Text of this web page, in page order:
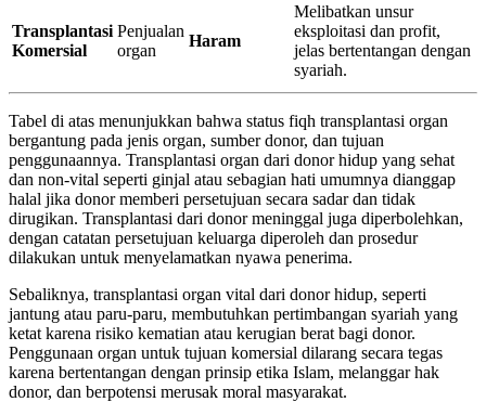
Transplantasi
Komersial
Penjualan
organ
Haram
Melibatkan unsur
eksploitasi dan profit,
jelas bertentangan dengan
syariah.
Tabel di atas menunjukkan bahwa status fiqh transplantasi organ
bergantung pada jenis organ, sumber donor, dan tujuan
penggunaannya. Transplantasi organ dari donor hidup yang sehat
dan non-vital seperti ginjal atau sebagian hati umumnya dianggap
halal jika donor memberi persetujuan secara sadar dan tidak
dirugikan. Transplantasi dari donor meninggal juga diperbolehkan,
dengan catatan persetujuan keluarga diperoleh dan prosedur
dilakukan untuk menyelamatkan nyawa penerima.
Sebaliknya, transplantasi organ vital dari donor hidup, seperti
jantung atau paru-paru, membutuhkan pertimbangan syariah yang
ketat karena risiko kematian atau kerugian berat bagi donor.
Penggunaan organ untuk tujuan komersial dilarang secara tegas
karena bertentangan dengan prinsip etika Islam, melanggar hak
donor, dan berpotensi merusak moral masyarakat.